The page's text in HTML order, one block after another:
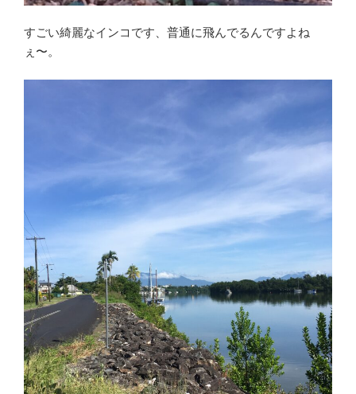
すごい綺麗なインコです、普通に飛んでるんですよね
ぇ〜。